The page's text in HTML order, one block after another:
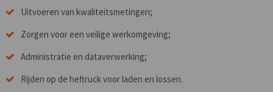
Uitvoeren van kwaliteitsmetingen;
Zorgen voor een veilige werkomgeving;
Administratie en dataverwerking;
Rijden op de heftruck voor laden en lossen.